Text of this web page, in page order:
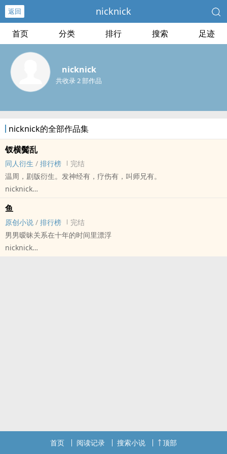
返回 nicknick
首页 分类 排行 搜索 足迹
nicknick
共收录 2 部作品
nicknick的全部作品集
钗横鬓乱
同人衍生 / 排行榜
完结
温周，剧版衍生。发神经有，疗伤有，叫师兄有。
nicknick
鱼
原创小说 / 排行榜
完结
男男暧昧关系在十年的时间里漂浮
nicknick
首页 阅读记录 搜索小说 顶部